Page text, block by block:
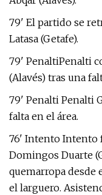
79' El partido se
Latasa (Getafe).
79' PenaltiPenalti
(Alavés) tras una
79' Penalti Penalti
falta en el área.
76' Intento Intento
Domingos Duarte
quemarropa desde
el larguero.